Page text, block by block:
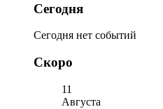
Сегодня
Сегодня нет событий
Скоро
11
Августа